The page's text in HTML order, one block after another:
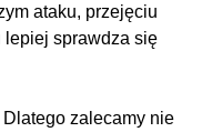
ataku, przejęciu
lepiej sprawdza się
zalecamy nie